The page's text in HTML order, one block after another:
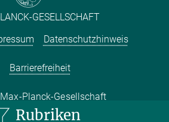
Rubriken
GESELLSCHAFT
Datenschutzhinweis
Barrierefreiheit
Planck-Gesellschaft